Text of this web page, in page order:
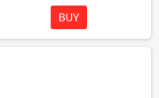
BUY